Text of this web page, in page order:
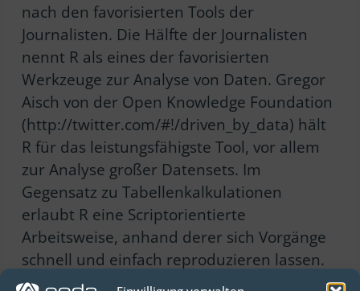
nach den favorisierten Tools der
Journalisten. Die Hälfte der Journalisten
nennt R als eines der favorisierten
Werkzeuge zur Analyse von Daten. Gregor
Aisch von der Open Knowledge Foundation
(http://twitter.com/#!/driven_by_data) hält
R für das leistungsfähigste Tool, vor allem
zur Analyse großer Datensets. Im
Gegensatz zu Tabellenkalkulationen
erlaubt R eine Scriptorientierte
Arbeitsweise, anhand derer sich Vorgänge
schnell und einfach reproduzieren lassen.